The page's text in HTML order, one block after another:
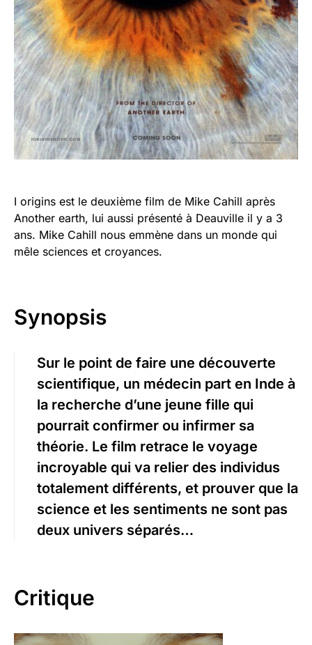
I origins est le deuxième film de Mike Cahill après
Another earth, lui aussi présenté à Deauville il y a 3
ans. Mike Cahill nous emmène dans un monde qui
mêle sciences et croyances.
Synopsis
Sur le point de faire une découverte
scientifique, un médecin part en Inde à
la recherche d’une jeune fille qui
pourrait confirmer ou infirmer sa
théorie. Le film retrace le voyage
incroyable qui va relier des individus
totalement différents, et prouver que la
science et les sentiments ne sont pas
deux univers séparés…
Critique